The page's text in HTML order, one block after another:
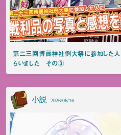
第二三回博麗神社例大祭に参加した人
らいました その③
小説 2026/06/16